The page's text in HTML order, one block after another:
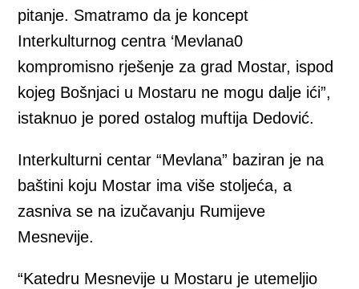
pitanje. Smatramo da je koncept
Interkulturnog centra ‘Mevlana0
kompromisno rješenje za grad Mostar, ispod
kojeg Bošnjaci u Mostaru ne mogu dalje ići”,
istaknuo je pored ostalog muftija Dedović.
Interkulturni centar “Mevlana” baziran je na
baštini koju Mostar ima više stoljeća, a
zasniva se na izučavanju Rumijeve
Mesnevije.
“Katedru Mesnevije u Mostaru je utemeljio